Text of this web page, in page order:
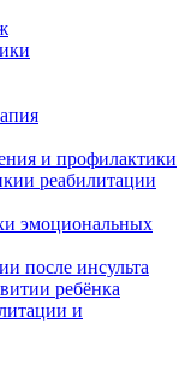
и профилактики
реабилитации
эмоциональных
после инсульта
ребёнка
и